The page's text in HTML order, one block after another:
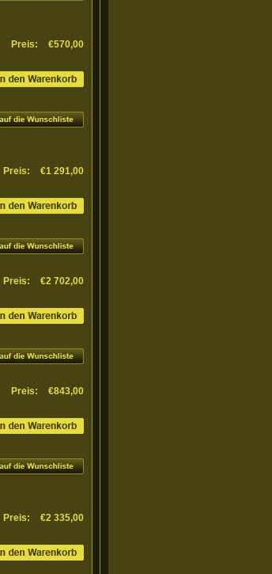
Preis: €570,00
Preis: €1 291,00
Preis: €2 702,00
Preis: €843,00
Preis: €2 335,00